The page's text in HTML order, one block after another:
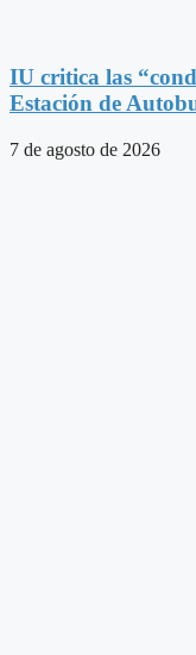
IU critica las
Estación de
7 de agosto de 2026